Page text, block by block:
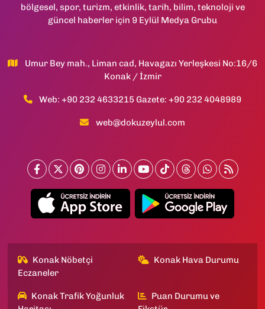
bölgesel, spor, turizm, etkinlik, tarih, bilim, teknoloji ve
güncel haberler için 9 Eylül Medya Grubu
Umur Bey mah., Liman cad, Havagazı Yerleşkesi No:16/6
Konak / İzmir
Web: +90 232 4633215 Gazete: +90 232 4048989
web@dokuzeylul.com
Konak Nöbetçi
Eczaneler
Konak Hava Durumu
Konak Trafik Yoğunluk
Puan Durumu ve